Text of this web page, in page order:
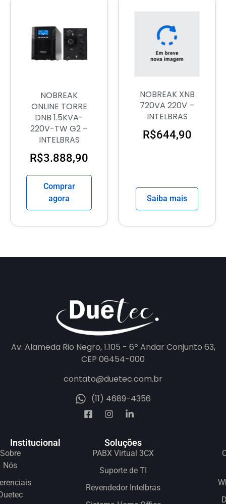
NOBREAK
ONLINE TORRE
DNB 1.5KVA-
220V-TW G2 –
INTELBRAS
R$3.888,90
Comprar
agora
NOBREAK XNB
720VA 220V –
INTELBRAS
R$644,90
Saiba mais
Av. Alameda Rio Negro, 1.105 - 6º Andar Conjunto 63,
CEP 06454-000
contato@duetec.com.br
(11) 4689-4356
Institucional
Sobre
Nós
Soluções
PABX Virtual 3CX
Suporte de TI
Revendedor Intelbras